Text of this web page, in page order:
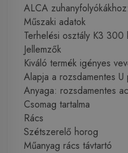
ALCA
Műszaki adatok
Terhelési osztály K3 300
Jellemzők
Kiváló termék igényes
Alapja a rozsdamentes
Anyaga: rozsdamentes
Csomag tartalma
Rács
Szétszerelő horog
Műanyag rács távtartó